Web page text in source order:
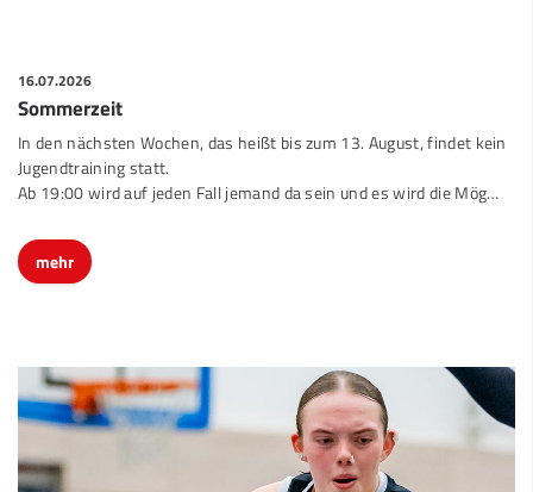
Sommerzeit
In den nächsten Wochen, das heißt bis zum 13. August, findet kein
Jugendtraining statt.
Ab 19:00 wird auf jeden Fall jemand da sein und es wird die Mög…
mehr